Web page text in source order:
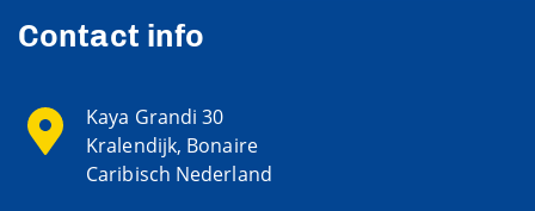
Contact info
Kaya Grandi 30
Kralendijk, Bonaire
Caribisch Nederland